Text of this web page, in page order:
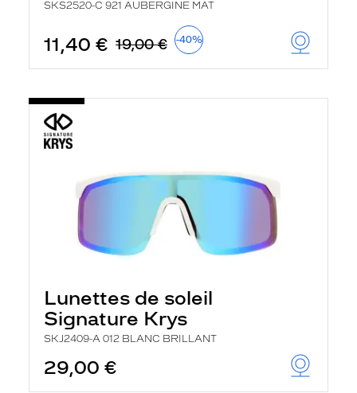
SKS2520-C 921 AUBERGINE MAT
11,40 € 19,00 € -40%
Lunettes de soleil
Signature Krys
SKJ2409-A 012 BLANC BRILLANT
29,00 €